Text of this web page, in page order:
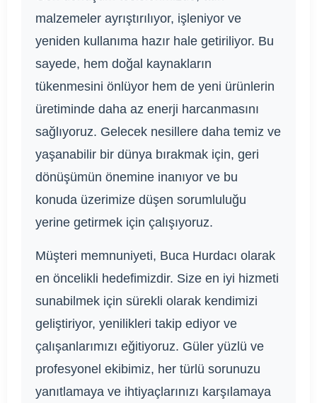
malzemeler ayrıştırılıyor, işleniyor ve
yeniden kullanıma hazır hale getiriliyor. Bu
sayede, hem doğal kaynakların
tükenmesini önlüyor hem de yeni ürünlerin
üretiminde daha az enerji harcanmasını
sağlıyoruz. Gelecek nesillere daha temiz ve
yaşanabilir bir dünya bırakmak için, geri
dönüşümün önemine inanıyor ve bu
konuda üzerimize düşen sorumluluğu
yerine getirmek için çalışıyoruz.
Müşteri memnuniyeti, Buca Hurdacı olarak
en öncelikli hedefimizdir. Size en iyi hizmeti
sunabilmek için sürekli olarak kendimizi
geliştiriyor, yenilikleri takip ediyor ve
çalışanlarımızı eğitiyoruz. Güler yüzlü ve
profesyonel ekibimiz, her türlü sorunuzu
yanıtlamaya ve ihtiyaçlarınızı karşılamaya